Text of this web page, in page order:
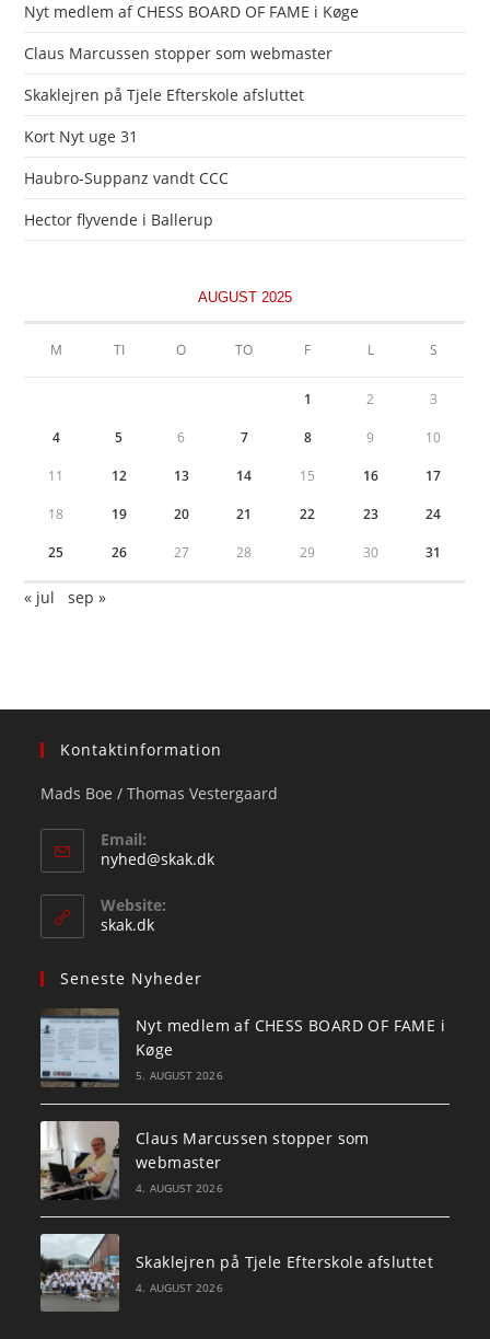
Nyt medlem af CHESS BOARD OF FAME i Køge
Claus Marcussen stopper som webmaster
Skaklejren på Tjele Efterskole afsluttet
Kort Nyt uge 31
Haubro-Suppanz vandt CCC
Hector flyvende i Ballerup
AUGUST 2025
M TI O TO F L S
1 2 3
4 5 6 7 8 9 10
11 12 13 14 15 16 17
18 19 20 21 22 23 24
25 26 27 28 29 30 31
« jul sep »
Kontaktinformation
Mads Boe / Thomas Vestergaard
Email:
nyhed@skak.dkOpens
Website:
skak.dk
Seneste Nyheder
Nyt medlem af CHESS BOARD OF FAME i
Køge
5. AUGUST 2026
Claus Marcussen stopper som
webmaster
4. AUGUST 2026
Skaklejren på Tjele Efterskole afsluttet
4. AUGUST 2026